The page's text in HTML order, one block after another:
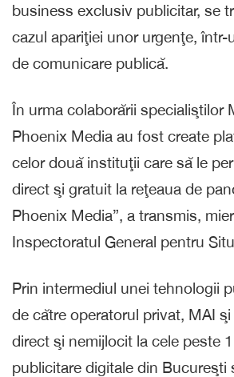
business exclusiv publicitar, se
cazul apariţiei unor urgenţe, într-
de comunicare publică.
În urma colaborării specialiştilor
Phoenix Media au fost create
celor două instituţii care să le
direct şi gratuit la reţeaua de
Phoenix Media”, a transmis,
Inspectoratul General pentru
Prin intermediul unei tehnologii
de către operatorul privat, MAI
direct şi nemijlocit la cele peste
publicitare digitale din Bucureşti